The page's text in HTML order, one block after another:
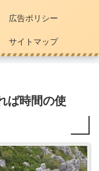
広告ポリシー
サイトマップ
ば時間の使